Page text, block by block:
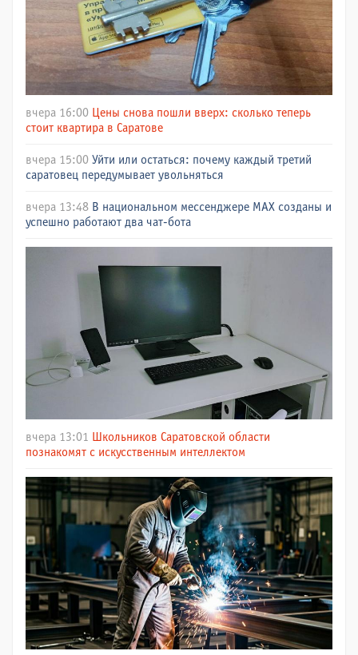
вчера 16:00 Цены снова пошли вверх: сколько теперь
стоит квартира в Саратове
вчера 15:00 Уйти или остаться: почему каждый третий
саратовец передумывает увольняться
вчера 13:48 В национальном мессенджере МАХ созданы и
успешно работают два чат-бота
вчера 13:01
Школьников Саратовской области
познакомят с искусственным интеллектом